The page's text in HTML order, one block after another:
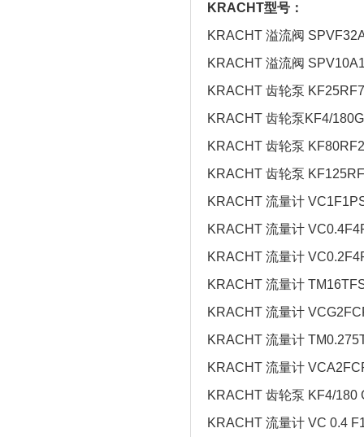
KRACHT型号：
KRACHT 溢流阀
KRACHT 溢流阀
KRACHT 齿轮泵
KRACHT 齿轮泵KF4/
KRACHT 齿轮泵 KF80RF2
KRACHT 齿轮泵
KRACHT 流量计
KRACHT 流量计
KRACHT 流量计
KRACHT 流量计
KRACHT 流量计
KRACHT 流量计
KRACHT 流量计
KRACHT 齿轮泵 KF4/180
KRACHT 流量计 VC 0.4